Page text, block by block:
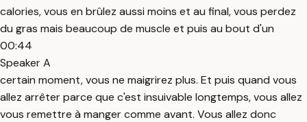
calories, vous en brûlez aussi moins et au final, vous perdez
du gras mais beaucoup de muscle et puis au bout d'un
00:44
Speaker A
certain moment, vous ne maigrirez plus. Et puis quand vous
allez arrêter parce que c'est insuivable longtemps, vous allez
vous remettre à manger comme avant. Vous allez donc